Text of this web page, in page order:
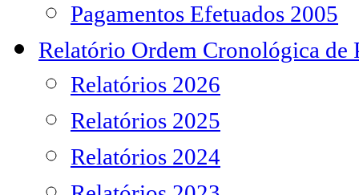
Pagamentos Efetuados 2005
Relatório Ordem Cronológica de
Relatórios 2026
Relatórios 2025
Relatórios 2024